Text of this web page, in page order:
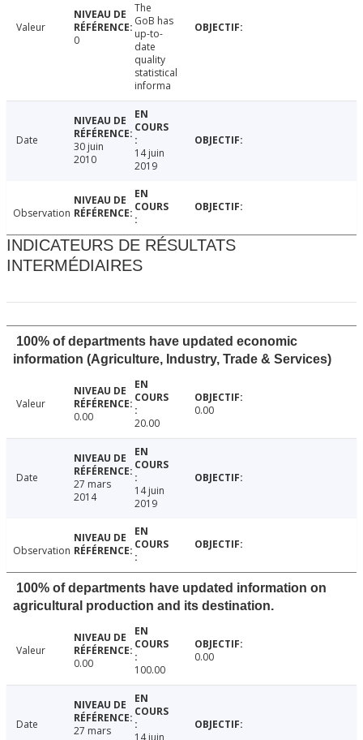
Valeur
0
The
GoB has
up-to-
date
quality
statistical
informa
Date
30 juin
2010
14 juin
2019
Observation
INDICATEURS DE RÉSULTATS
INTERMÉDIAIRES
100% of departments have updated economic
information (Agriculture, Industry, Trade & Services)
Valeur
0.00
20.00
0.00
Date
27 mars
2014
14 juin
2019
Observation
100% of departments have updated information on
agricultural production and its destination.
Valeur
0.00
100.00
0.00
Date
27 mars